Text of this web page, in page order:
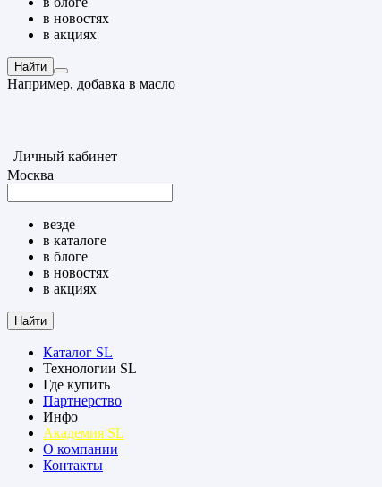
в новостях
в акциях
Найти
Например, добавка в масло
Личный кабинет
Москва
везде
в каталоге
в блоге
в новостях
в акциях
Найти
Каталог SL
Технологии SL
Где купить
Партнерство
Инфо
Академия SL
О компании
Контакты